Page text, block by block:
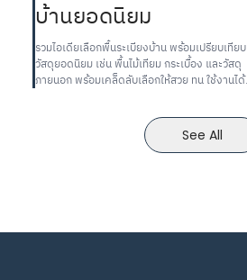
บ้านยอดนิยม
รวมไอเดียเลือกพื้นระเบียงบ้าน พร้อมเปรียบเทียบ
วัสดุยอดนิยม เช่น พื้นไม้เทียม กระเบื้อง และวัสดุ
ภายนอก พร้อมเคล็ดลับเลือกให้สวย ทน ใช้งานได้
See All